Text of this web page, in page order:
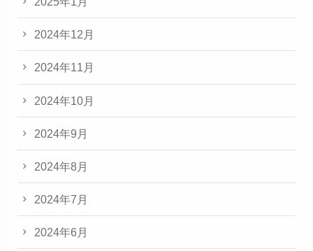
2024年12月
2024年11月
2024年10月
2024年9月
2024年8月
2024年7月
2024年6月